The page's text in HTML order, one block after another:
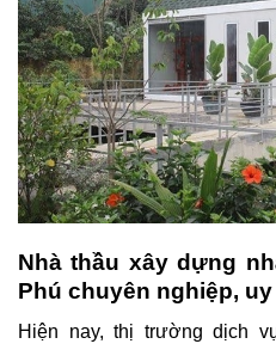
Nhà thầu xây dựng
Phú chuyên nghiệp,
Hiện nay, thị trường dịch